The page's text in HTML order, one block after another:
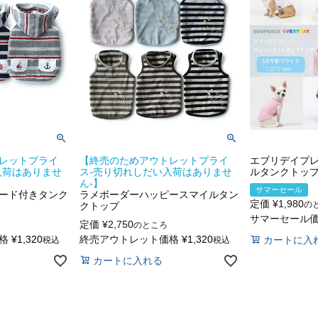
ットプライ
はありませ
ド付きタンク
¥1,320税込
【終売のためアウトレットプライ
ス-売り切れしだい入荷はありませ
ん-】
ラメボーダーハッピースマイルタン
クトップ
定価 ¥2,750のところ
終売アウトレット価格 ¥1,320税込
カートに入れる
エブリデイプ
ルタンクトッ
サマーセール
定価 ¥1,980の
サマーセール
カートに入